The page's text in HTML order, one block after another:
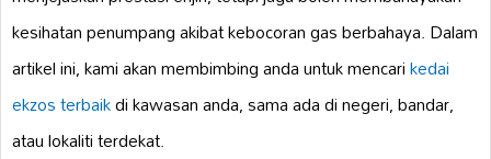
kesihatan penumpang akibat kebocoran gas berbahaya. Dalam
artikel ini, kami akan membimbing anda untuk mencarikedai
ekzos terbaikdi kawasan anda, sama ada di negeri, bandar,
atau lokaliti terdekat.